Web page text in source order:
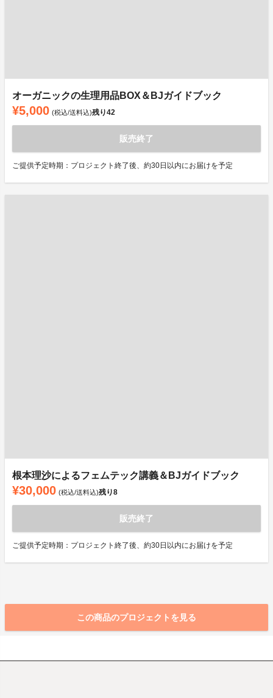
オーガニックの生理用品BOX＆BJガイドブック
¥5,000 (税込/送料込)残り42
販売終了
ご提供予定時期：プロジェクト終了後、約30日以内にお届けを予定
根本理沙によるフェムテック講義＆BJガイドブック
¥30,000 (税込/送料込)残り8
販売終了
ご提供予定時期：プロジェクト終了後、約30日以内にお届けを予定
この商品のプロジェクトを見る